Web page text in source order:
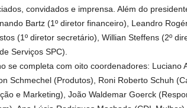
convidados e imprensa. Além do
Bartz (1º diretor financeiro), Leandro
(1º diretor secretário), Willian Steffens (2º
Serviços SPC).
se completa com oito coordenadores: Luciano
Schmechel (Produtos), Roni Roberto Schuh
e Marketing), João Waldemar Goerck